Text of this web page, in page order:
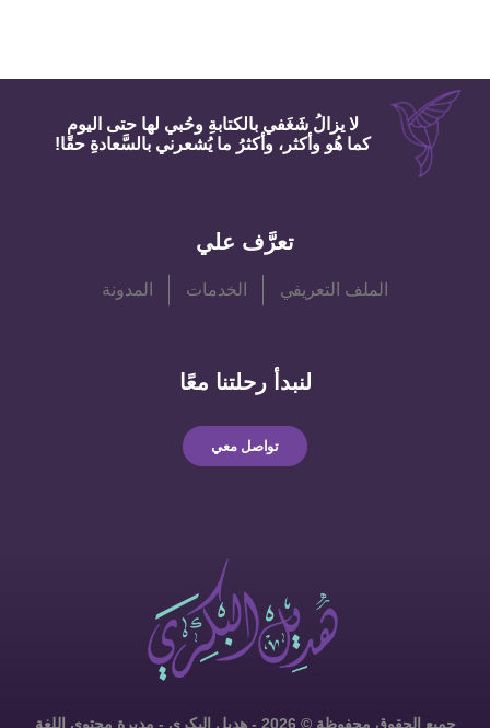
لا يزالُ شَغَفي بالكتابةِ وحُبي لها حتى اليوم
كما هُو وأكثر، وأكثرُ ما يُشعرني بالسَّعادةِ حقًا!
تعرَّف علي
الملف التعريفي الخدمات المدونة
لنبدأ رحلتنا معًا
تواصل معي
جميع الحقوق محفوظة © 2026 - هديل البكري - مديرة محتوى اللغة